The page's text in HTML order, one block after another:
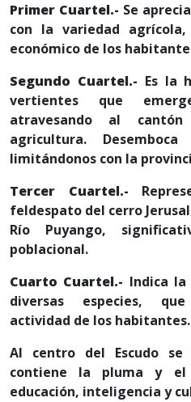
Primer Cuartel.- Se
con la variedad
económico de los
Segundo Cuartel.- Es la
vertientes que
atravesando al
agricultura.
limitándonos con la
Tercer Cuartel.-
feldespato del cerro
Río Puyango,
poblacional.
Cuarto Cuartel.- Indica
diversas especies,
actividad de los habitantes.
Al centro del Escudo
contiene la pluma y el
educación, inteligencia y